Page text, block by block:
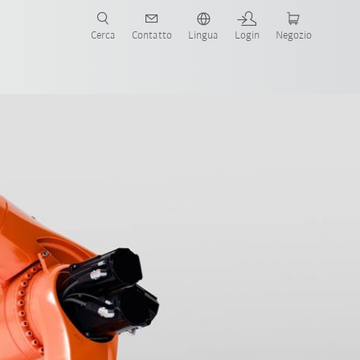
Cerca Contatto Lingua Login Negozio